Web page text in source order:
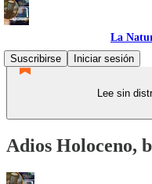
La
Suscribirse
Iniciar sesión
Lee sin
Adios Holoceno,